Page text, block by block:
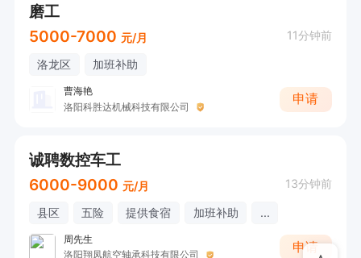
磨工
5000-7000 元/月 11分钟前
洛龙区 加班补助
曹海艳
洛阳科胜达机械科技有限公司
申请
诚聘数控车工
6000-9000 元/月 13分钟前
县区 五险 提供食宿 加班补助 ...
周先生
洛阳翔凤航空轴承科技有限公司
申请